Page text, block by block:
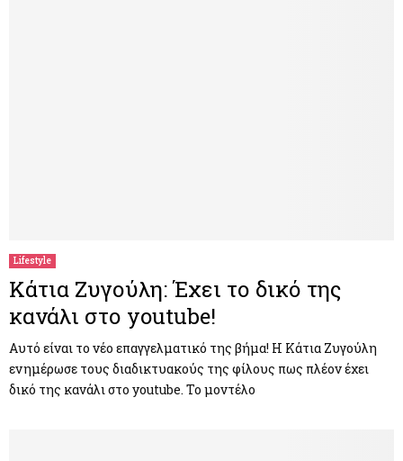
Lifestyle
Κάτια Ζυγούλη: Έχει το δικό της
κανάλι στο youtube!
Αυτό είναι το νέο επαγγελματικό της βήμα! Η Κάτια Ζυγούλη
ενημέρωσε τους διαδικτυακούς της φίλους πως πλέον έχει
δικό της κανάλι στο youtube. Το μοντέλο